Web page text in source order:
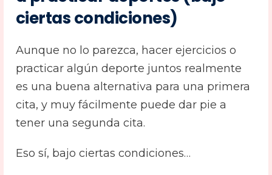
ciertas condiciones)
Aunque no lo parezca, hacer ejercicios o
practicar algún deporte juntos realmente
es una buena alternativa para una primera
cita, y muy fácilmente puede dar pie a
tener una segunda cita.
Eso sí, bajo ciertas condiciones…